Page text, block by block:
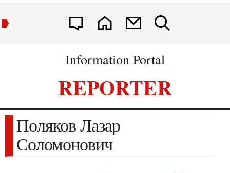
Information Portal
REPORTER
Поляков Лазар
Соломонович